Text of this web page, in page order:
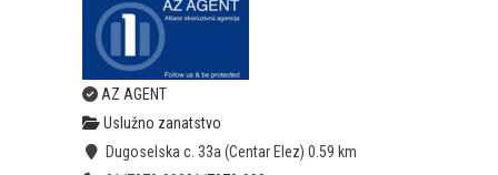
AZ AGENT
Uslužno zanatstvo
Dugoselska c. 33a (Centar Elez) 0.59 km